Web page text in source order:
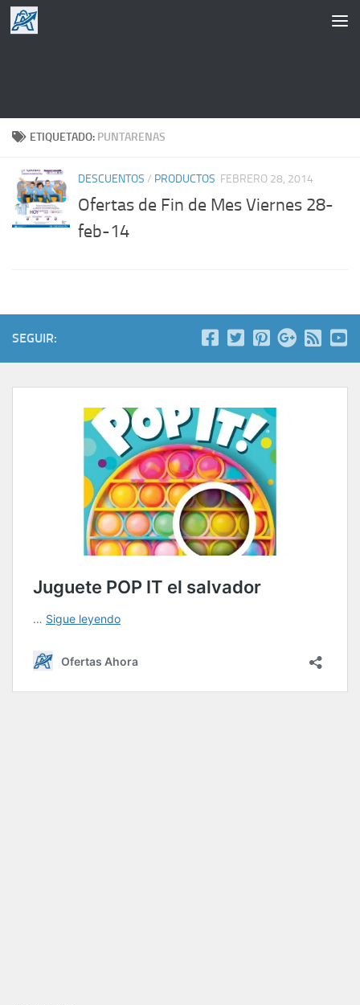
Saltar al contenido
ETIQUETADO: PUNTARENAS
DESCUENTOS / PRODUCTOS FEBRERO 28, 2014
Ofertas de Fin de Mes Viernes 28-
feb-14
SEGUIR: